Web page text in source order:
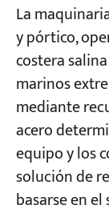
Proyectos
Blogs
Noticias
Aplicaciones
Sobre nosotros
Contáctenos
de
de
Preguntas
¿Cuál
grúas
¿Es
locales
La
y pórtico,
costera
marinos
mediante
acero
equipo y los
solución de
basarse en